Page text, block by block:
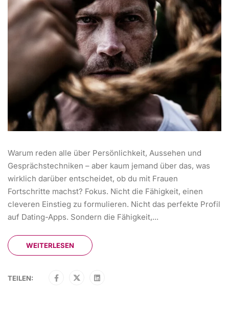
Warum reden alle über Persönlichkeit, Aussehen und
Gesprächstechniken – aber kaum jemand über das, was
wirklich darüber entscheidet, ob du mit Frauen
Fortschritte machst? Fokus. Nicht die Fähigkeit, einen
cleveren Einstieg zu formulieren. Nicht das perfekte Profil
auf Dating-Apps. Sondern die Fähigkeit,...
WEITERLESEN
TEILEN: